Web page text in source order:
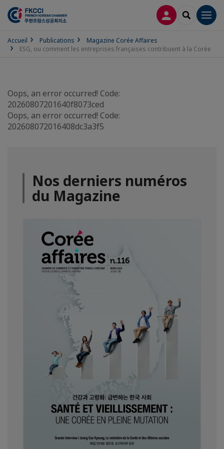
CONNEXION
Accueil Publications
Magazine Corée Affaires
ESG, ou comment les entreprises françaises contribuent à la Corée
Oops, an error occurred! Code:
20260807201640f8073ced
Oops, an error occurred! Code:
202608072016408dc3a3f5
Nos derniers numéros
du Magazine